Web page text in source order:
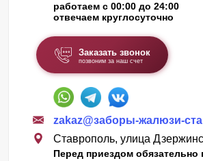
работаем с 00:00 до 24:00
отвечаем круглосуточно
Заказать звонок
позвоним за наш счет
zakaz@заборы-жалюзи-
Ставрополь, улица
Перед приездом обязательно